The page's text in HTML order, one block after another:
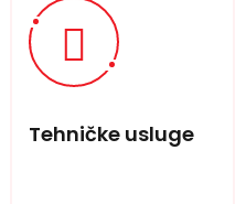
Tehničke usluge